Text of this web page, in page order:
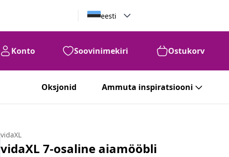
eesti
Konto Soovinimekiri Ostukorv
Oksjonid Ammuta inspiratsiooni
vidaXL
vidaXL 7-osaline aiamööbli